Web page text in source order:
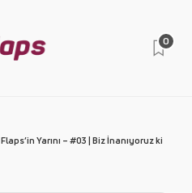
0
Flaps’in Yarını – #03 | Biz İnanıyoruz ki